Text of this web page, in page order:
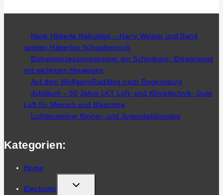
Hank Häberle Reloaded – Harry Wester und Band
spielen Häberles Schwabenrock
Eichenprozessionsspinner am Schönberg: Entwarnung
mit wichtigen Hinweisen
Auf dem WolfgangRadWeg nach Regensburg
Jubiläum – 50 Jahre LKT Luft- und Klimatechnik- Gute
Luft für Mensch und Maschine
Lichtensteiner Kinder- und Jugendaktionstag
Kategorien:
Home
Electronic
TOGGLE